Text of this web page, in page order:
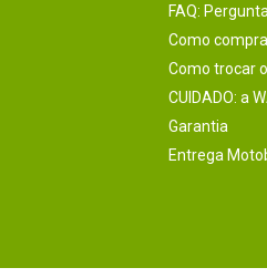
FAQ:
Como
Como trocar
CUIDADO: a
Garantia
Entrega